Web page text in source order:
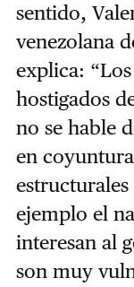
sentido,
venezolana
explica:
hostigados
no se hable
en
ejemplo el
interesan al
son muy